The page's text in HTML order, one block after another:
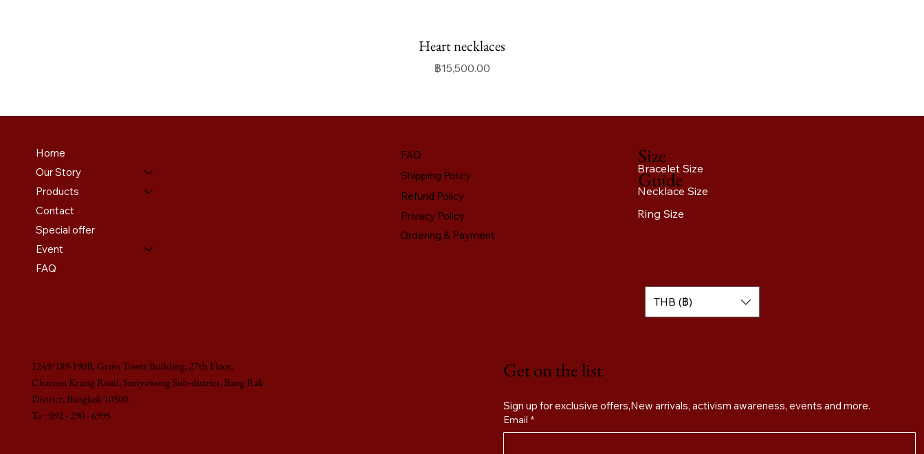
Heart necklaces
ราคา
฿15,500.00
Home
Our Story
Products
Contact
Special offer
Event
FAQ
FAQ
Shipping Policy
Refund Policy
Ordering & Payment
Privacy Policy
Bracelet Size
Necklace Size
Ring Size
Size
Guide
THB (฿)
1249/189-190B, Gems Tower Building, 27th Floor,
Charoen Krung Road, Suriyawong Sub-district, Bang Rak
District, Bangkok 10500.
To : 092 - 290 - 6995
Get on the list
Email *